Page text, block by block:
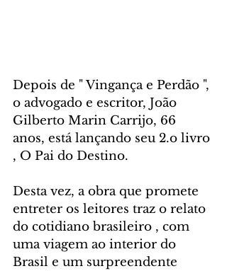
Depois de " Vingança e Perdão ",
o advogado e escritor, João
Gilberto Marin Carrijo, 66
anos, está lançando seu 2.o livro
, O Pai do Destino.
Desta vez, a obra que promete
entreter os leitores traz o relato
do cotidiano brasileiro , com
uma viagem ao interior do
Brasil e um surpreendente